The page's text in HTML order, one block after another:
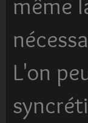
même
L'on